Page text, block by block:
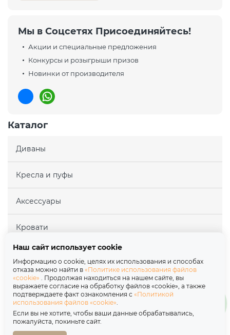
Мы в Соцсетях Присоединяйтесь!
Акции и специальные предложения
Конкурсы и розыгрыши призов
Новинки от производителя
Каталог
Диваны
Кресла и пуфы
Аксессуары
Кровати
Покупателям
Партнерам
Наш сайт использует cookie
Информацию о cookie, целях их использования и способах
отказа можно найти в «Политике использования файлов
«cookie» . Продолжая находиться на нашем сайте, вы
выражаете согласие на обработку файлов «cookie», а также
подтверждаете факт ознакомления с «Политикой
использования файлов «cookie».
Если вы не хотите, чтобы ваши данные обрабатывались,
пожалуйста, покиньте сайт.